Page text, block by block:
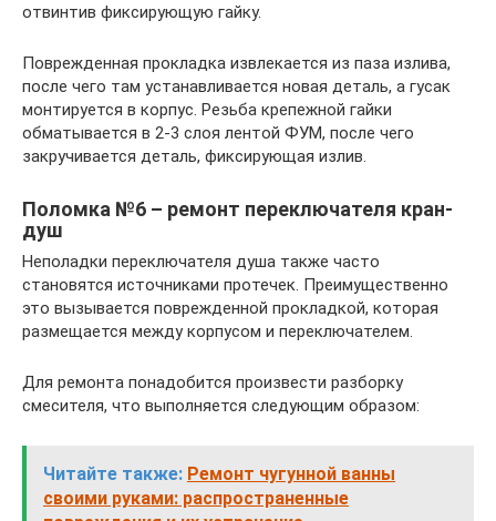
отвинтив фиксирующую гайку.
Поврежденная прокладка извлекается из паза излива,
после чего там устанавливается новая деталь, а гусак
монтируется в корпус. Резьба крепежной гайки
обматывается в 2-3 слоя лентой ФУМ, после чего
закручивается деталь, фиксирующая излив.
Поломка №6 – ремонт переключателя кран-
душ
Неполадки переключателя душа также часто
становятся источниками протечек. Преимущественно
это вызывается поврежденной прокладкой, которая
размещается между корпусом и переключателем.
Для ремонта понадобится произвести разборку
смесителя, что выполняется следующим образом:
Читайте также: Ремонт чугунной ванны
своими руками: распространенные